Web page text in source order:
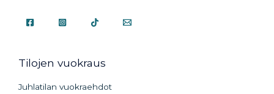
Tilojen vuokraus
Juhlatilan vuokraehdot